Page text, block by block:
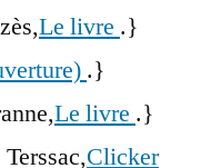
Le livre .}
.}
Le livre .}
Clicker